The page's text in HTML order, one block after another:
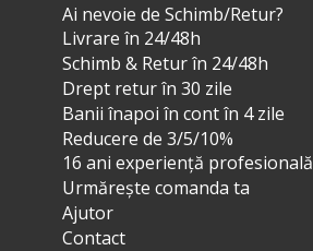
Ai nevoie de Schimb/Retur?
Livrare în 24/48h
Schimb & Retur în 24/48h
Drept retur în 30 zile
Banii înapoi în cont în 4 zile
Reducere de 3/5/10%
16 ani experiență profesională
Urmărește comanda ta
Ajutor
Contact